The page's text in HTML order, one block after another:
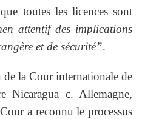
toutes les licences sont
attentif des implications
et de sécurité”.
de la Cour internationale de
Nicaragua c. Allemagne,
a reconnu le processus